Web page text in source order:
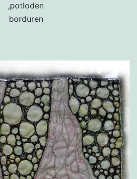
,potloden
borduren